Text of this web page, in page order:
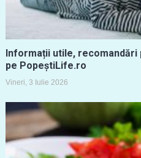
Informații utile,
pe PopeștiLife.ro
Vineri, 3 Iulie 2026